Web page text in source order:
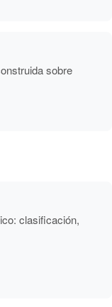
sobre
clasificación,